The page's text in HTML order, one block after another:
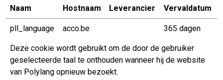
Naam Hostnaam Leverancier Vervaldatum
pll_language acco.be 365 dagen
Deze cookie wordt gebruikt om de door de gebruiker
geselecteerde taal te onthouden wanneer hij de website
van Polylang opnieuw bezoekt.